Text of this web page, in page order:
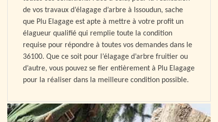
de vos travaux d’élagage d’arbre à Issoudun, sache
que Plu Elagage est apte à mettre à votre profit un
élagueur qualifié qui remplie toute la condition
requise pour répondre à toutes vos demandes dans le
36100. Que ce soit pour l’élagage d’arbre fruitier ou
d’autre, vous pouvez se fier entièrement à Plu Elagage
pour la réaliser dans la meilleure condition possible.